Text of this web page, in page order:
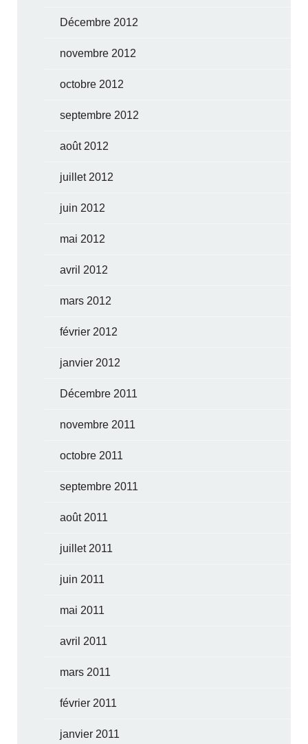
Décembre 2012
novembre 2012
octobre 2012
septembre 2012
août 2012
juillet 2012
juin 2012
mai 2012
avril 2012
mars 2012
février 2012
janvier 2012
Décembre 2011
novembre 2011
octobre 2011
septembre 2011
août 2011
juillet 2011
juin 2011
mai 2011
avril 2011
mars 2011
février 2011
janvier 2011